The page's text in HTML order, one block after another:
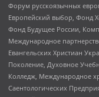
Форум русскоязычных
Европейский выбор, Фонд
Фонд Будущее России,
Международное
Евангельских Христиан
Поколение, Духовное
Колледж, Международное
Саентологических